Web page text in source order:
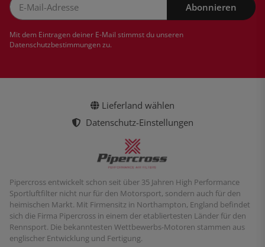
Abonnieren
Mit dem Eintragen deiner E-Mail stimmst du unseren
Datenschutzbestimmungenzu.
Lieferland wählen
Datenschutz-Einstellungen
Pipercross entwickelt schon seit über 35 Jahren High Performance
Sportluftfilter nicht nur für den Motorsport, sondern auch für den
heimischen Markt. Mit Firmensitz in Northampton, England befindet
sich die Firma Pipercross in einem der etabliertesten Länder für den
Rennsport. Die bekanntesten Wettbewerbs-Motoren stammen aus
englischer Entwicklung und Fertigung.